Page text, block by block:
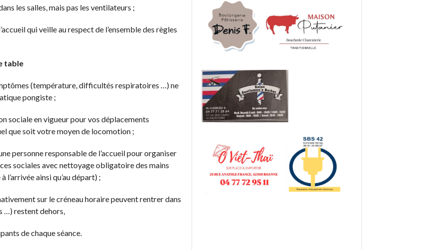
les salles, mais pas les ventilateurs ;
qui veille au respect de l’ensemble des règles
table
(température, difficultés respiratoires …) ne
pongiste ;
sociale en vigueur pour vos déplacements
que soit votre moyen de locomotion ;
personne responsable de l’accueil pour organiser
sociales avec nettoyage obligatoire des mains
l’arrivée ainsi qu’au départ) ;
sur le créneau horaire peuvent rentrer dans
…) restent dehors,
de chaque séance.